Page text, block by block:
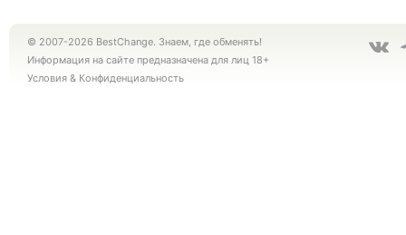
© 2007-2026 BestChange. Знаем, где обменять!
Информация на сайте предназначена для лиц 18+
Условия & Конфиденциальность